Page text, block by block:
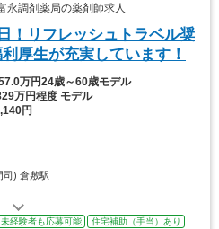
調剤薬局の薬剤師求人
！リフレッシュトラベル奨
厚生が充実しています！
万円24歳～60歳モデル
万円程度 モデル
円
司) 倉敷駅
未経験者も応募可能
住宅補助（手当）あり